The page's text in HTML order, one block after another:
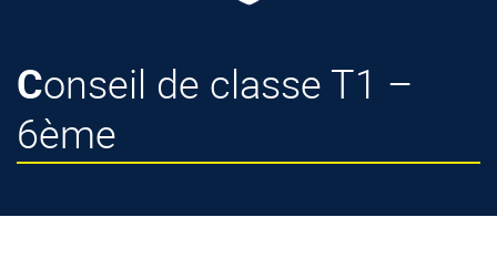
Conseil de classe T1 –
6ème